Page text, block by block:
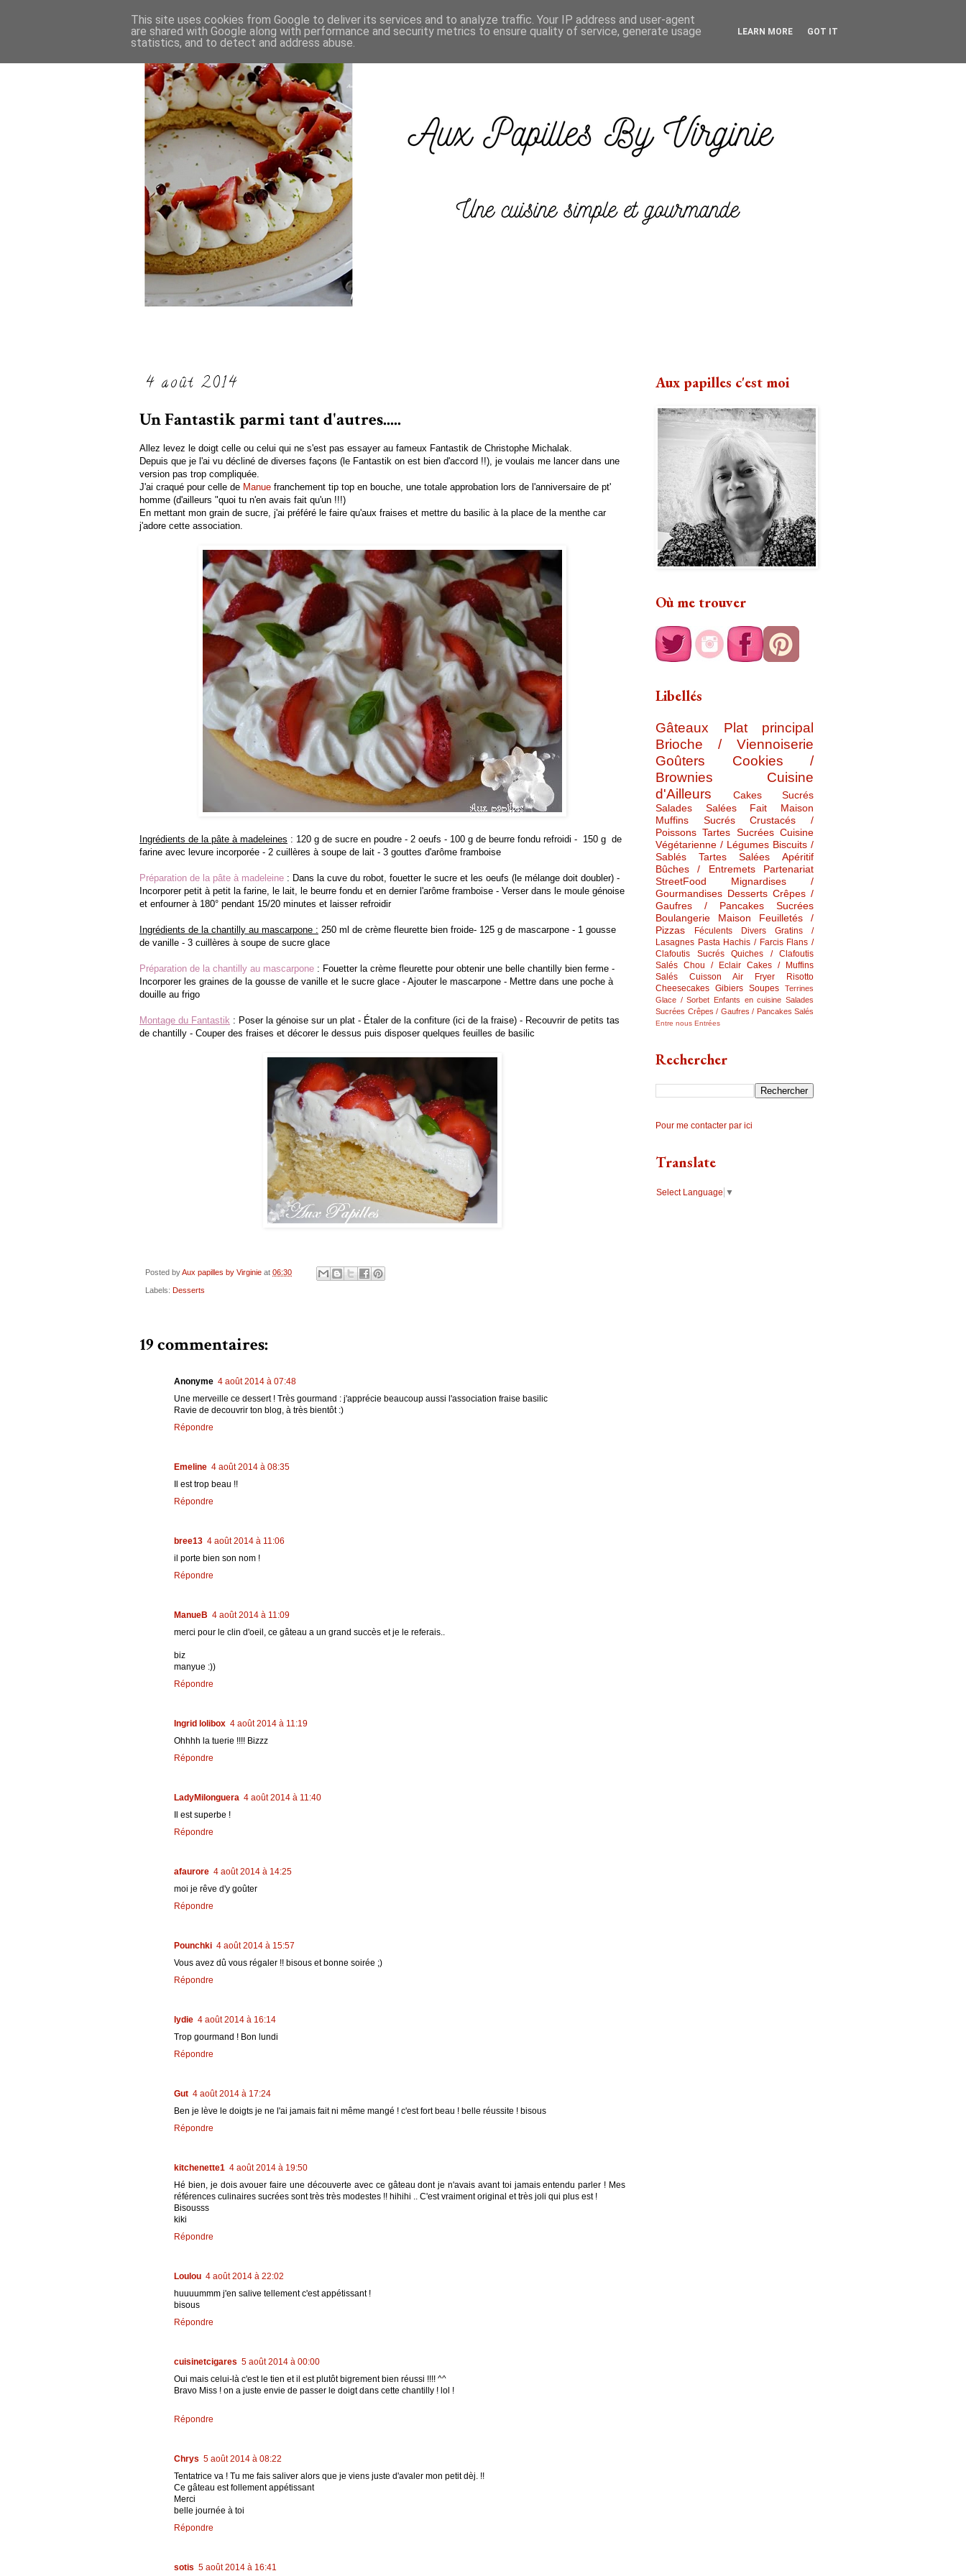
4 août 2014
Un Fantastik parmi tant d'autres.....
Allez levez le doigt celle ou celui qui ne s'est pas essayer au fameux Fantastik de Christophe Michalak.
Depuis que je l'ai vu décliné de diverses façons (le Fantastik on est bien d'accord !!), je voulais me lancer dans une
version pas trop compliquée.
J'ai craqué pour celle de Manue franchement tip top en bouche, une totale approbation lors de l'anniversaire de pt'
homme (d'ailleurs "quoi tu n'en avais fait qu'un !!!)
En mettant mon grain de sucre, j'ai préféré le faire qu'aux fraises et mettre du basilic à la place de la menthe car
j'adore cette association.
Ingrédients de la pâte à madeleines : 120 g de sucre en poudre - 2 oeufs - 100 g de beurre fondu refroidi - 150 g de
farine avec levure incorporée - 2 cuillères à soupe de lait - 3 gouttes d'arôme framboise
Préparation de la pâte à madeleine : Dans la cuve du robot, fouetter le sucre et les oeufs (le mélange doit doubler) -
Incorporer petit à petit la farine, le lait, le beurre fondu et en dernier l'arôme framboise - Verser dans le moule génoise
et enfourner à 180° pendant 15/20 minutes et laisser refroidir
Ingrédients de la chantilly au mascarpone : 250 ml de crème fleurette bien froide- 125 g de mascarpone - 1 gousse
de vanille - 3 cuillères à soupe de sucre glace
Préparation de la chantilly au mascarpone : Fouetter la crème fleurette pour obtenir une belle chantilly bien ferme -
Incorporer les graines de la gousse de vanille et le sucre glace - Ajouter le mascarpone - Mettre dans une poche à
douille au frigo
Montage du Fantastik : Poser la génoise sur un plat - Étaler de la confiture (ici de la fraise) - Recouvrir de petits tas
de chantilly - Couper des fraises et décorer le dessus puis disposer quelques feuilles de basilic
Posted byAux papilles by Virginie at 06:30
Labels: Desserts
19 commentaires:
Anonyme 4 août 2014 à 07:48
Une merveille ce dessert ! Très gourmand : j'apprécie beaucoup aussi l'association fraise basilic
Ravie de decouvrir ton blog, à très bientôt :)
Répondre
Emeline 4 août 2014 à 08:35
Il est trop beau !!
Répondre
bree13 4 août 2014 à 11:06
il porte bien son nom !
Répondre
ManueB 4 août 2014 à 11:09
merci pour le clin d'oeil, ce gâteau a un grand succès et je le referais..
biz
manyue :))
Répondre
Ingrid lolibox 4 août 2014 à 11:19
Ohhhh la tuerie !!!! Bizzz
Répondre
LadyMilonguera 4 août 2014 à 11:40
Il est superbe !
Répondre
afaurore 4 août 2014 à 14:25
moi je rêve d'y goûter
Répondre
Pounchki 4 août 2014 à 15:57
Vous avez dû vous régaler !! bisous et bonne soirée ;)
Répondre
lydie 4 août 2014 à 16:14
Trop gourmand ! Bon lundi
Répondre
Gut 4 août 2014 à 17:24
Ben je lève le doigts je ne l'ai jamais fait ni même mangé ! c'est fort beau ! belle réussite ! bisous
Répondre
kitchenette1 4 août 2014 à 19:50
Hé bien, je dois avouer faire une découverte avec ce gâteau dont je n'avais avant toi jamais entendu parler ! Mes
références culinaires sucrées sont très très modestes !! hihihi .. C'est vraiment original et très joli qui plus est !
Bisousss
kiki
Répondre
Loulou 4 août 2014 à 22:02
huuuummm j'en salive tellement c'est appétissant !
bisous
Répondre
cuisinetcigares 5 août 2014 à 00:00
Oui mais celui-là c'est le tien et il est plutôt bigrement bien réussi !!!! ^^
Bravo Miss ! on a juste envie de passer le doigt dans cette chantilly ! lol !
Répondre
Chrys 5 août 2014 à 08:22
Tentatrice va ! Tu me fais saliver alors que je viens juste d'avaler mon petit dèj. !!
Ce gâteau est follement appétissant
Merci
belle journée à toi
Répondre
sotis 5 août 2014 à 16:41
Aux papilles c'est moi
Où me trouver
Libellés
Gâteaux
Plat principal
Brioche / Viennoiserie
Goûters
Cookies /
Brownies
Cuisine
d'Ailleurs
Cakes Sucrés
Salades Salées
Fait Maison
Muffins Sucrés
Crustacés /
Poissons Tartes Sucrées Cuisine
Végétarienne / Légumes Biscuits /
Sablés
Tartes Salées
Apéritif
Bûches / Entremets
Partenariat
StreetFood
Mignardises /
Gourmandises Desserts Crêpes /
Gaufres / Pancakes Sucrées
Boulangerie Maison
Feuilletés /
Pizzas
Féculents Divers
Gratins /
Lasagnes Pasta Hachis / Farcis Flans /
Clafoutis Sucrés
Quiches / Clafoutis
Salés Chou / Eclair Cakes / Muffins
Salés
Cuisson Air Fryer
Risotto
Cheesecakes Gibiers Soupes
Terrines
Glace / Sorbet Enfants en cuisine Salades
Sucrées Crêpes / Gaufres / Pancakes Salés
Entre nous Entrées
Rechercher
Pour me contacter par ici
Translate
Select Language ▼
This site uses cookies from Google to deliver its services and to analyze traffic. Your IP address and user-agent
are shared with Google along with performance and security metrics to ensure quality of service, generate usage
statistics, and to detect and address abuse.
LEARN MORE GOT IT